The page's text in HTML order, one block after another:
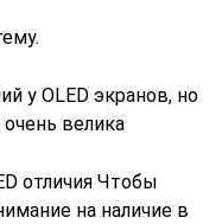
у OLED экранов, но
велика
отличия Чтобы
на наличие в